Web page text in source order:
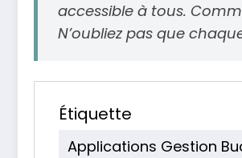
accessible à tous.
N’oubliez pas que
Étiquette
Applications Gestion